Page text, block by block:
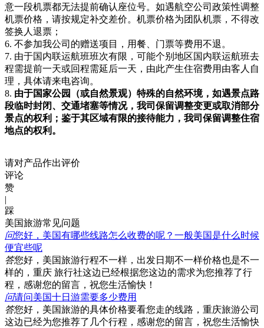
意一段机票都无法提前确认座位号。如遇航空公司政策性调整
机票价格，请按规定补交差价。机票价格为团队机票，不得改
签换人退票；
6. 不参加我公司的赠送项目，用餐、门票等费用不退。
7. 由于国内联运航班班次有限，可能个别地区国内联运航班去
程需提前一天或回程需延后一天，由此产生住宿费用由客人自
理，具体请来电咨询。
8. 由于国家公园（或自然景观） 特殊的自然环境，如遇景点路
段临时封闭、交通堵塞等情况，我司保留调整变更或取消部分
景点的权利； 鉴于其区域有限的接待能力，我司保留调整住宿
地点的权利。
请对产品作出评价
评论
赞
|
踩
美国旅游常见问题
问您好，美国有哪些线路怎么收费的呢？一般美国是什么时候
便宜些呢
答您好，美国旅游行程不一样，出发日期不一样价格也是不一
样的，重庆 旅行社这边已经根据您这边的需求为您推荐了行
程，感谢您的留言，祝您生活愉快！
问请问美国十日游需要多少费用
答您好，美国旅游的具体价格要看您走的线路，重庆旅游公司
这边已经为您推荐了几个行程，感谢您的留言，祝您生活愉快